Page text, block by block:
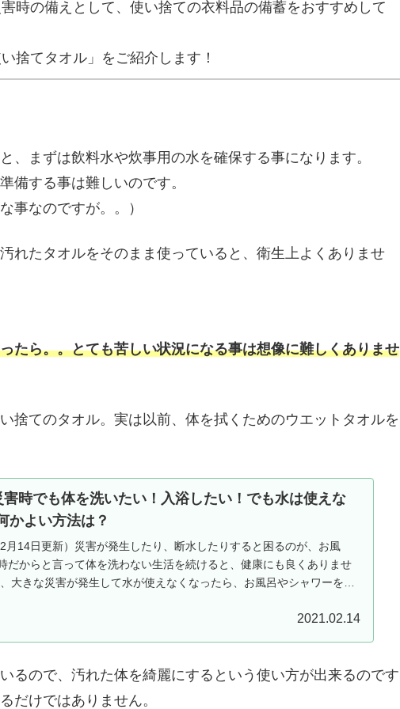
時の備えとして、使い捨ての衣料品の備蓄をおすすめして
捨てタオル」をご紹介します！
、まずは飲料水や炊事用の水を確保する事になります。
備する事は難しいのです。
事なのですが。。）
れたタオルをそのまま使っていると、衛生上よくありませ
たら。。とても苦しい状況になる事は想像に難しくありませ
捨てのタオル。実は以前、体を拭くためのウエットタオルを
害時でも体を洗いたい！入浴したい！でも水は使えな
かよい方法は？
2月14日更新）災害が発生したり、断水したりすると困るのが、お風
だからと言って体を洗わない生活を続けると、健康にも良くありませ
大きな災害が発生して水が使えなくなったら、お風呂やシャワーを簡
オル。超おおきなおしぼりのようなタオルで水が無くても体を拭く事
2021.02.14
るので、汚れた体を綺麗にするという使い方が出来るのです
だけではありません。